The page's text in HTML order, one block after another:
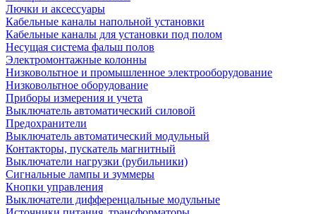
Лючки и аксессуары
Кабельные каналы напольной установки
Кабельные каналы для установки под полом
Несущая система фальш полов
Электромонтажные колонны
Низковольтное и промышленное электрооборудование
Низковольтное оборудование
Приборы измерения и учета
Выключатель автоматический силовой
Предохранители
Выключатель автоматический модульный
Контакторы, пускатель магнитный
Выключатели нагрузки (рубильники)
Сигнальные лампы и зуммеры
Кнопки управления
Выключатели дифференцальные модульные